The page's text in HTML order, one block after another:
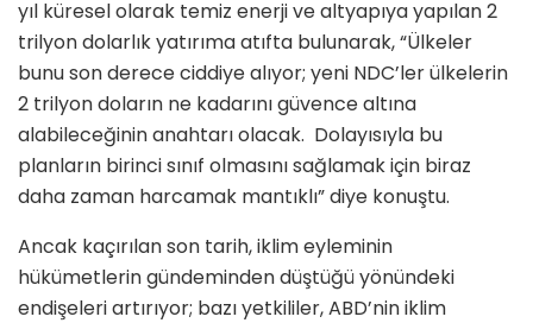
yıl küresel olarak temiz enerji ve altyapıya yapılan 2
trilyon dolarlık yatırıma atıfta bulunarak, “Ülkeler
bunu son derece ciddiye alıyor; yeni NDC’ler ülkelerin
2 trilyon doların ne kadarını güvence altına
alabileceğinin anahtarı olacak. Dolayısıyla bu
planların birinci sınıf olmasını sağlamak için biraz
daha zaman harcamak mantıklı” diye konuştu.
Ancak kaçırılan son tarih, iklim eyleminin
hükümetlerin gündeminden düştüğü yönündeki
endişeleri artırıyor; bazı yetkililer, ABD’nin iklim